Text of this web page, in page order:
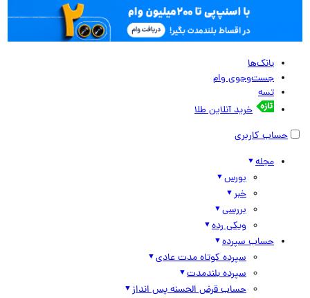
بانک‌ها
جست‌وجوی وام
تسه
خرید آنلاین طلا
حساب کاربری
مجله
بورس
خبر
بررسی
ویکی رده
حساب سپرده
سپرده کوتاه مدت عادی
سپرده بلندمدت
حساب قرض الحسنه پس انداز